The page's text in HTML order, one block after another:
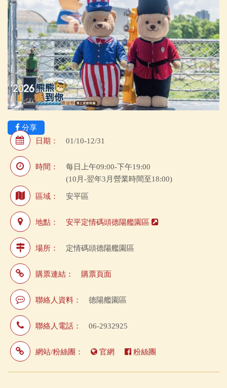
分享
日期：
01/10-12/31
時間：
每日上午09:00-下午19:00
(10月-翌年3月營業時間至18:00)
區域：
安平區
地點： 安平定情碼頭德陽艦園區
場所： 定情碼頭德陽艦園區
購票連結： 購票頁面
聯絡人資料： 德陽艦園區
聯絡人電話： 06-2932925
網站/粉絲團： 官網 粉絲團